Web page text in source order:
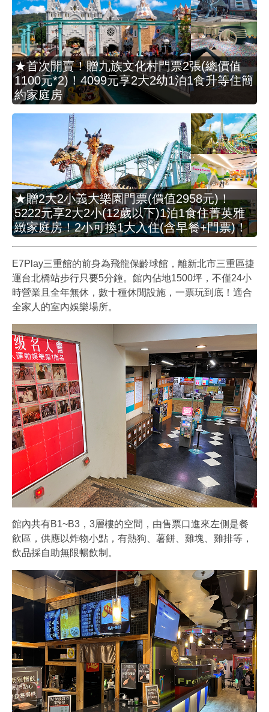
★首次開賣！贈九族文化村門票2張(總價值
1100元*2)！4099元享2大2幼1泊1食升等住簡
約家庭房
★贈2大2小義大樂園門票(價值2958元)！
5222元享2大2小(12歲以下)1泊1食住菁英雅
緻家庭房！2小可換1大入住(含早餐+門票)！
E7Play三重館的前身為飛龍保齡球館，離新北市三重區捷
運台北橋站步行只要5分鐘。館內佔地1500坪，不僅24小
時營業且全年無休，數十種休閒設施，一票玩到底！適合
全家人的室內娛樂場所。
館內共有B1~B3，3層樓的空間，由售票口進來左側是餐
飲區，供應以炸物小點，有熱狗、薯餅、雞塊、雞排等，
飲品採自助無限暢飲制。